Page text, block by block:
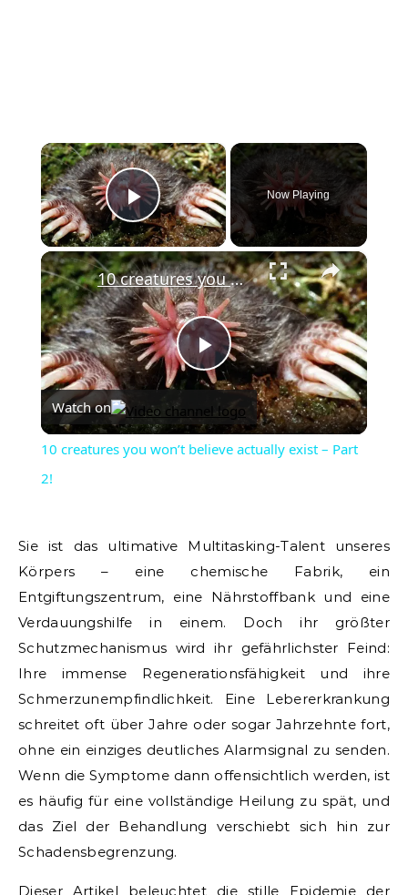
×
Play Video
Now Playing
×
Play
Video
10 creatures you won’t believe actually exist – Part 2!
Watch on
10 creatures you won’t believe actually exist – Part
2!
Sie ist das ultimative Multitasking-Talent unseres
Körpers – eine chemische Fabrik, ein
Entgiftungszentrum, eine Nährstoffbank und eine
Verdauungshilfe in einem. Doch ihr größter
Schutzmechanismus wird ihr gefährlichster Feind:
Ihre immense Regenerationsfähigkeit und ihre
Schmerzunempfindlichkeit. Eine Lebererkrankung
schreitet oft über Jahre oder sogar Jahrzehnte fort,
ohne ein einziges deutliches Alarmsignal zu senden.
Wenn die Symptome dann offensichtlich werden, ist
es häufig für eine vollständige Heilung zu spät, und
das Ziel der Behandlung verschiebt sich hin zur
Schadensbegrenzung.
Dieser Artikel beleuchtet die stille Epidemie der